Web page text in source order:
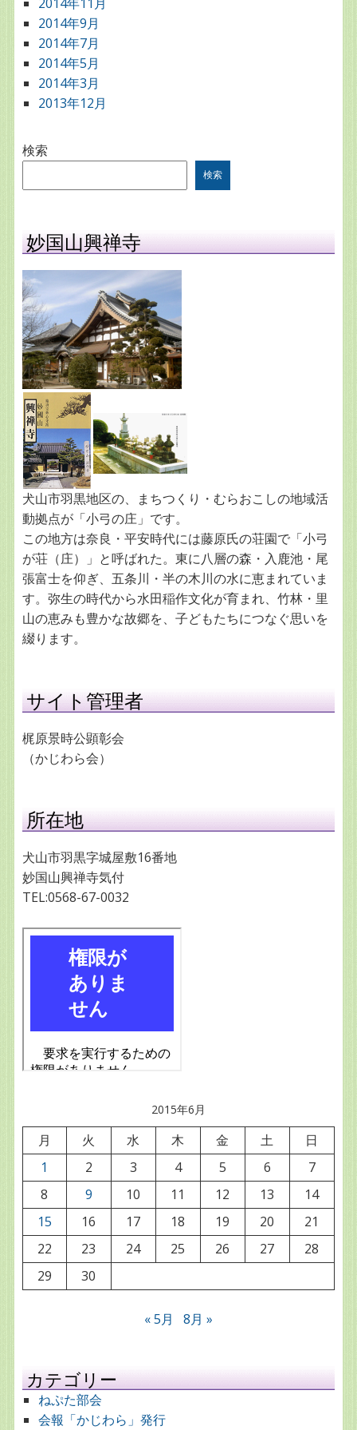
2014年11月
2014年9月
2014年7月
2014年5月
2014年3月
2013年12月
検索
検索
妙国山興禅寺
犬山市羽黒地区の、まちつくり・むらおこしの地域活
動拠点が「小弓の庄」です。
この地方は奈良・平安時代には藤原氏の荘園で「小弓
が荘（庄）」と呼ばれた。東に八層の森・入鹿池・尾
張富士を仰ぎ、五条川・半の木川の水に恵まれていま
す。弥生の時代から水田稲作文化が育まれ、竹林・里
山の恵みも豊かな故郷を、子どもたちにつなぐ思いを
綴ります。
サイト管理者
梶原景時公顕彰会
（かじわら会）
所在地
犬山市羽黒字城屋敷16番地
妙国山興禅寺気付
TEL:0568-67-0032
2015年6月
月 火 水 木 金 土
日
1
2 3 4 5 6
7
8
9 10 11 12 13
14
15
16 17 18 19 20
21
22
23 24 25 26 27
28
29
30
« 5月 8月 »
カテゴリー
ねぷた部会
会報「かじわら」発行